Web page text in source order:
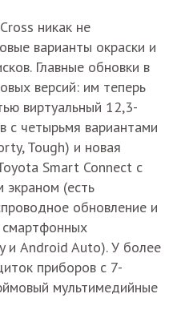
никак не
варианты окраски и
Главные обновки в
версий: им теперь
виртуальный 12,3-
четырьмя вариантами
Tough) и новая
Smart Connect с
(есть
обновление и
и Android Auto). У более
приборов с 7-
мультимедийные